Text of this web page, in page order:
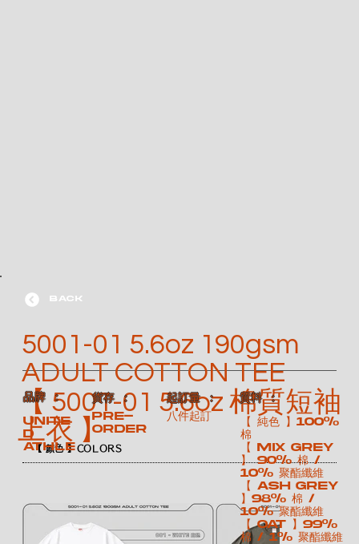
【 顏色 】COLORS
BACK
5001-01 5.6oz 190gsm
ADULT COTTON TEE
【 5001-01 5.6oz 棉質短袖
上衣 】
​品牌 ：
UNITE
D
ATHLE
​貨存 ：
Pre-
order
​起訂量 ：
八件起訂
​質料 ：
【 純色 】100%
棉
【 Mix Grey
】 90% 棉 /
10% 聚酯纖維
【 Ash Grey
】98% 棉 /
10% 聚酯纖維
【 Oat 】99%
棉 / 1% 聚酯纖維